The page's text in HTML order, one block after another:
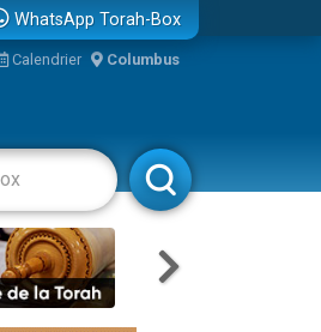
WhatsApp Torah-Box
Calendrier Columbus
Rabbanim